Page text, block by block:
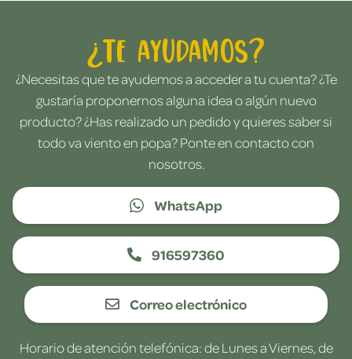
¿Te ayudamos?
¿Necesitas que te ayudemos a acceder a tu cuenta? ¿Te
gustaría proponernos alguna idea o algún nuevo
producto? ¿Has realizado un pedido y quieres saber si
todo va viento en popa? Ponte en contacto con
nosotros.
WhatsApp
916597360
Correo electrónico
Horario de atención telefónica: de Lunes a Viernes, de